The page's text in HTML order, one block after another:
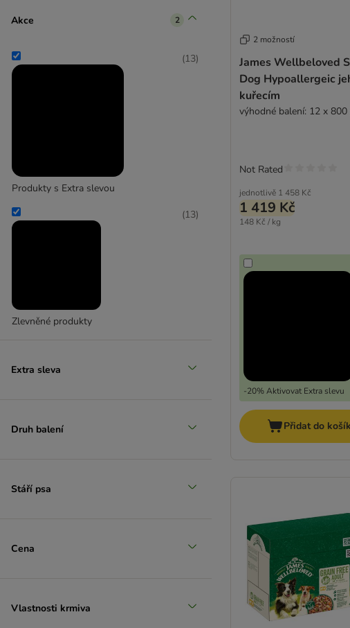
Akce 2
Produkty s Extra slevou
(13)
Zlevněné produkty
(13)
Extra sleva
Druh balení
Stáří psa
Cena
Vlastnosti krmiva
2 možností
James Wellbeloved
Dog Hypoallergeic
kuřecím
výhodné balení: 12 x 800
jednotlivě 1 458 Kč
1 419 Kč
148 Kč / kg
-20% Aktivovat Extra slevu
Not Rated
Přidat do